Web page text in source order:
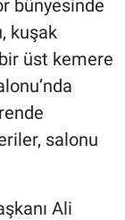
bünyesinde
kuşak
üst kemere
salonu
Ali